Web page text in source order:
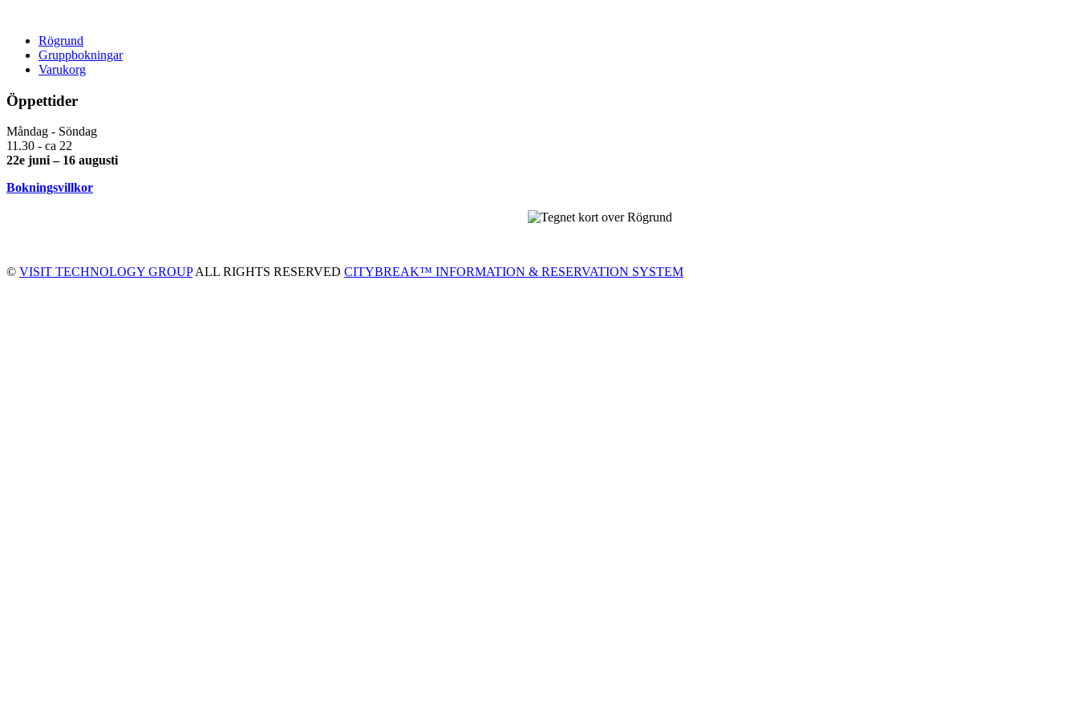
Rögrund
Gruppbokningar
Varukorg
Öppettider
Måndag - Söndag
11.30 - ca 22
22e juni – 16 augusti
Bokningsvillkor
© VISIT TECHNOLOGY GROUPALL RIGHTS RESERVED CITYBREAK™ INFORMATION & RESERVATION SYSTEM